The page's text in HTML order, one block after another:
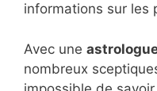
informations sur les
Avec une
nombreux